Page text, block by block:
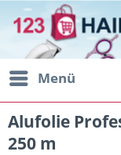
Menü
Alufolie
250 m